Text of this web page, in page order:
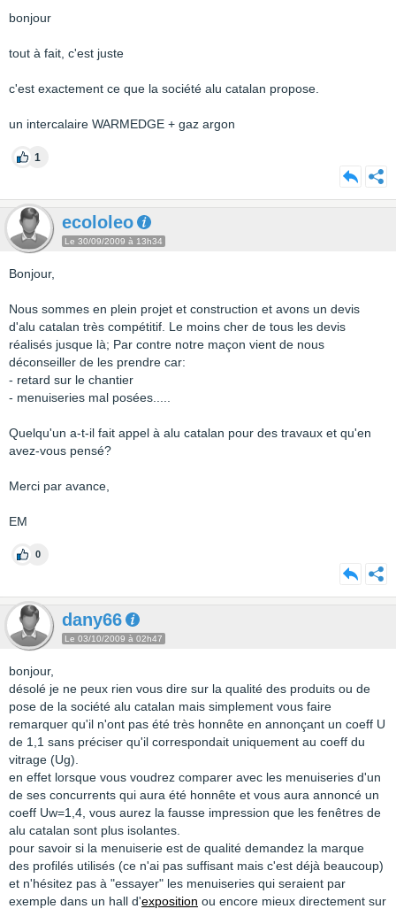
bonjour
tout à fait, c'est juste
c'est exactement ce que la société alu catalan propose.
un intercalaire WARMEDGE + gaz argon
1
ecololeo
Le 30/09/2009 à 13h34
Bonjour,
Nous sommes en plein projet et construction et avons un devis
d'alu catalan très compétitif. Le moins cher de tous les devis
réalisés jusque là; Par contre notre maçon vient de nous
déconseiller de les prendre car:
- retard sur le chantier
- menuiseries mal posées.....
Quelqu'un a-t-il fait appel à alu catalan pour des travaux et qu'en
avez-vous pensé?
Merci par avance,
EM
0
dany66
Le 03/10/2009 à 02h47
bonjour,
désolé je ne peux rien vous dire sur la qualité des produits ou de
pose de la société alu catalan mais simplement vous faire
remarquer qu'il n'ont pas été très honnête en annonçant un coeff U
de 1,1 sans préciser qu'il correspondait uniquement au coeff du
vitrage (Ug).
en effet lorsque vous voudrez comparer avec les menuiseries d'un
de ses concurrents qui aura été honnête et vous aura annoncé un
coeff Uw=1,4, vous aurez la fausse impression que les fenêtres de
alu catalan sont plus isolantes.
pour savoir si la menuiserie est de qualité demandez la marque
des profilés utilisés (ce n'ai pas suffisant mais c'est déjà beaucoup)
et n'hésitez pas à "essayer" les menuiseries qui seraient par
exemple dans un hall d'exposition ou encore mieux directement sur